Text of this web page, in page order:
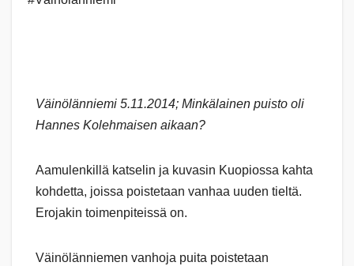
Väinölänniemi 5.11.2014; Minkälainen puisto oli
Hannes Kolehmaisen aikaan?
Aamulenkillä katselin ja kuvasin Kuopiossa kahta
kohdetta, joissa poistetaan vanhaa uuden tieltä.
Erojakin toimenpiteissä on.
Väinölänniemen vanhoja puita poistetaan